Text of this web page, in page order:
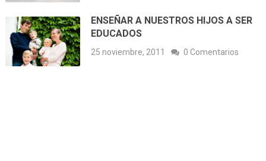
ENSEÑAR A NUESTROS HIJOS A SER
EDUCADOS
25 noviembre, 2011 0 Comentarios